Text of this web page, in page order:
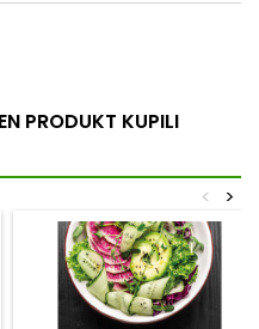
PRODUKT KUPILI
>
<